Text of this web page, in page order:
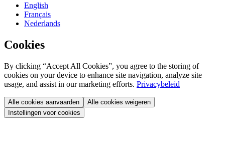
English
Français
Nederlands
Cookies
By clicking “Accept All Cookies”, you agree to the storing of
cookies on your device to enhance site navigation, analyze site
usage, and assist in our marketing efforts. Privacybeleid
Alle cookies aanvaarden
Alle cookies weigeren
Instellingen voor cookies